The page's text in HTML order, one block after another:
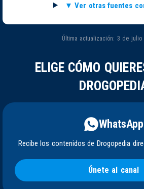
Ver otras fuentes
Última actualización: 3 de julio
ELIGE CÓMO
WhatsApp
Recibe los contenidos de Drogopedia
Únete al canal